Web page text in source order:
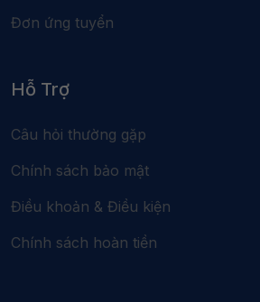
Đơn ứng tuyển
Hỗ Trợ
Câu hỏi thường gặp
Chính sách bảo mật
Điều khoản & Điều kiện
Chính sách hoàn tiền